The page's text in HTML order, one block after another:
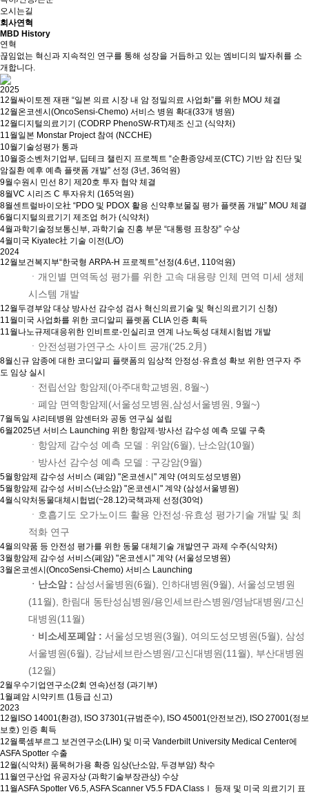
오시는길
회사연혁
MBD History
연혁
끊임없는 혁신과 지속적인 연구를 통해 성장을 거듭하고 있는 엠비디의 발자취를 소
개합니다.
2025
12월싸이토젠 재팬 “일본 의료 시장 내 암 정밀의료 사업화”를 위한 MOU 체결
12월 온코센시(OncoSensi-Chemo) 서비스 병원 확대(33개 병원)
12월 디지털의료기기 (CODRP PhenoSW-RT)제조 신고 (식약처)
11월 일본 Monstar Project 참여 (NCCHE)
10월 기술성평가 통과
10월 중소벤처기업부, 딥테크 챌린지 프로젝트 “순환종양세포(CTC) 기반 암 진단 및
암질환 예후 예측 플랫폼 개발” 선정 (3년, 36억원)
9월 수원시 민선 8기 제20호 투자 협약 체결
8월VC 시리즈 C 투자유치 (165억원)
8월센트럴바이오社 “PDO 및 PDOX 활용 신약후보물질 평가 플랫폼 개발” MOU 체결
6월 디지털의료기기 제조업 허가 (식약처)
4월과학기술정보통신부, 과학기술 진흥 부문 “대통령 표창장” 수상
4월 미국 Kiyatec社 기술 이전(L/O)
2024
12월 보건복지부“한국형 ARPA-H 프로젝트”선정(4.6년, 110억원)
ㆍ개인별 면역독성 평가를 위한 고속 대용량 인체 면역 미세 생체
시스템 개발
12월 두경부암 대상 방사선 감수성 검사 혁신의료기술 및 혁신의료기기 신청)
11월 미국 사업화를 위한 코디알피 플렛폼 CLIA 인증 획득
11월 나노규제대응위한 인비트로-인실리코 연계 나노독성 대체시험법 개발
ㆍ안전성평가연구소 사이트 공개(‘25.2月)
8월신규 암종에 대한 코디알피 플랫폼의 임상적 안정성·유효성 확보 위한 연구자 주
도 임상 실시
ㆍ전립선암 항암제(아주대학교병원, 8월~)
ㆍ폐암 면역항암제(서울성모병원,삼성서울병원, 9월~)
7월 독일 샤리테병원 암센터와 공동 연구실 설립
6월2025년 서비스 Launching 위한 항암제·방사선 감수성 예측 모델 구축
ㆍ항암제 감수성 예측 모델 : 위암(6월), 난소암(10월)
ㆍ방사선 감수성 예측 모델 : 구강암(9월)
5월 항암제 감수성 서비스 (폐암) "온코센시" 계약 (여의도성모병원)
5월 항암제 감수성 서비스(난소암) "온코센시" 계약 (삼성서울병원)
4월식약처동물대체시헙법(~28.12)국책과제 선정(30억)
ㆍ호흡기도 오가노이드 활용 안전성∙유효성 평가기술 개발 및 최
적화 연구
4월 의약품 등 안전성 평가를 위한 동물 대체기술 개발연구 과제 수주(식약처)
3월 항암제 감수성 서비스(폐암) "온코센시" 계약 (서울성모병원)
3월 온코센시(OncoSensi-Chemo) 서비스 Launching
ㆍ난소암 : 삼성서울병원(6월), 인하대병원(9월), 서울성모병원
(11월), 한림대 동탄성심병원/용인세브란스병원/영남대병원/고신
대병원(11월)
ㆍ비소세포폐암 : 서울성모병원(3월), 여의도성모병원(5월), 삼성
서울병원(6월), 강남세브란스병원/고신대병원(11월), 부산대병원
(12월)
2월 우수기업연구소(2회 연속)선정 (과기부)
1월폐암 시약키트 (1등급 신고)
2023
12월 ISO 14001(환경), ISO 37301(규범준수), ISO 45001(안전보건), ISO 27001(정보
보호) 인증 획득
12월 룩셈부르그 보건연구소(LIH) 및 미국 Vanderbilt University Medical Center에
ASFA Spotter 수출
12월(식약처) 품목허가용 확증 임상(난소암, 두경부암) 착수
11월 연구산업 유공자상 (과학기술부장관상) 수상
11월ASFA Spotter V6.5, ASFA Scanner V5.5 FDA ClassⅠ 등재 및 미국 의료기기 표